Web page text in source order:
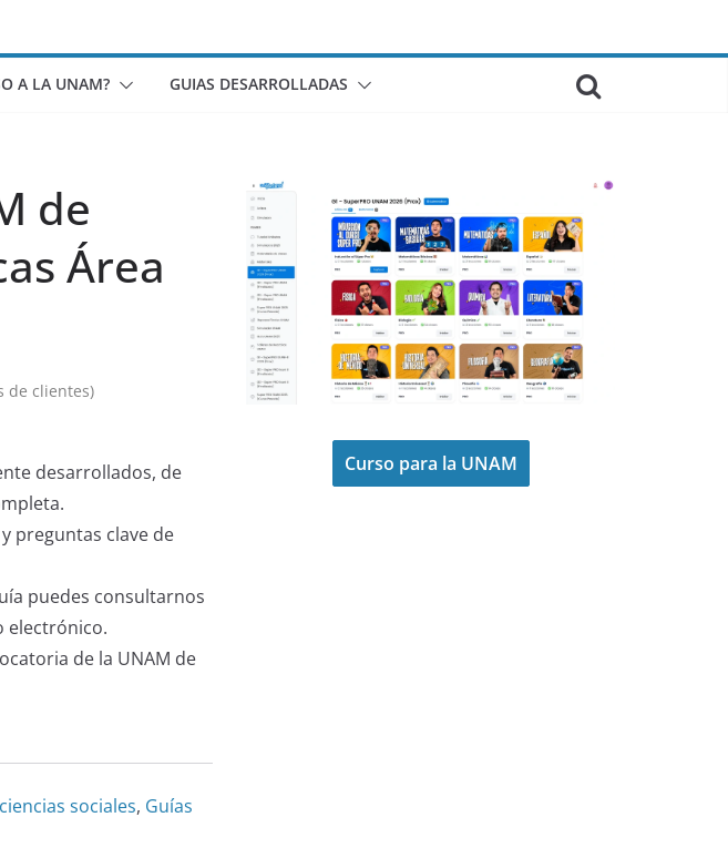
A LA UNAM? GUIAS DESARROLLADAS
de
Área
de clientes)
desarrollados, de
preguntas clave de
puedes consultarnos
electrónico.
de la UNAM de
sociales, Guías
Curso para la UNAM